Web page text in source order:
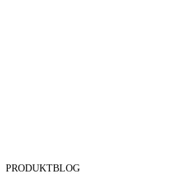
PRODUKTBLOG